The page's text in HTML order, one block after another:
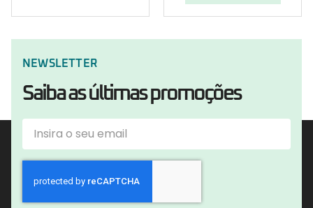
NEWSLETTER
Saiba as últimas promoções